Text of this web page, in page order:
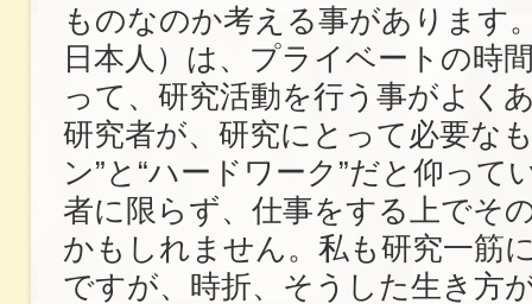
ものなのか考える事があります
日本人）は、プライベートの時
って、研究活動を行う事がよく
研究者が、研究にとって必要な
ン”と“ハードワーク”だと仰って
者に限らず、仕事をする上でそ
かもしれません。私も研究一筋
ですが、時折、そうした生き方